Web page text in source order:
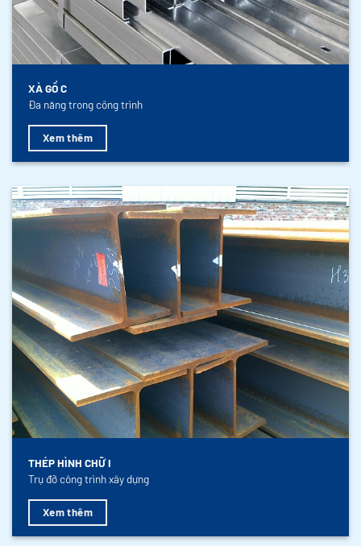
XÀ GỒ C
Đa năng trong công trình
Xem thêm
THÉP HÌNH CHỮ I
Trụ đỡ công trình xây dựng
Xem thêm